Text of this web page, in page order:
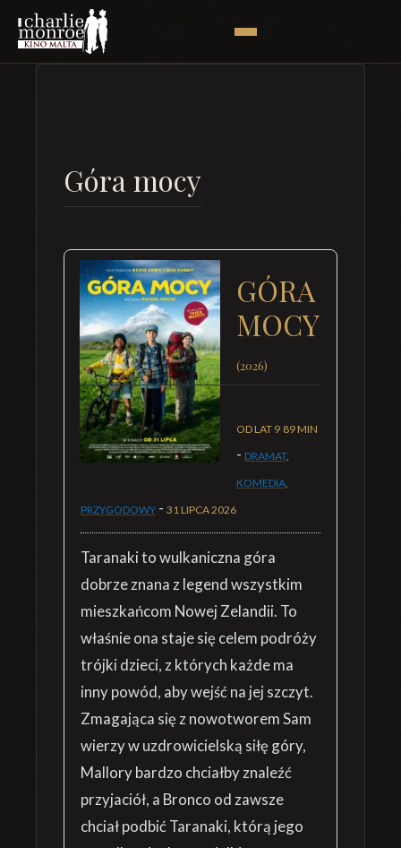
Góra mocy
GÓRA
MOCY
(2026)
OD LAT 9 89 MIN
- DRAMAT,
KOMEDIA,
PRZYGODOWY - 31 LIPCA 2026
Taranaki to wulkaniczna góra
dobrze znana z legend wszystkim
mieszkańcom Nowej Zelandii. To
właśnie ona staje się celem podróży
trójki dzieci, z których każde ma
inny powód, aby wejść na jej szczyt.
Zmagająca się z nowotworem Sam
wierzy w uzdrowicielską siłę góry,
Mallory bardzo chciałby znaleźć
przyjaciół, a Bronco od zawsze
chciał podbić Taranaki, którą jego